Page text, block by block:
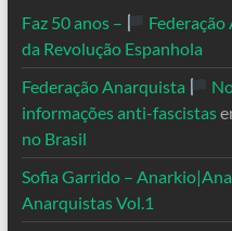
Faz 50 anos –
da Revolução Espanhola
Federação Anarquista
informações anti-fascistas
no Brasil
Sofia Garrido –
Anarquistas Vol.1